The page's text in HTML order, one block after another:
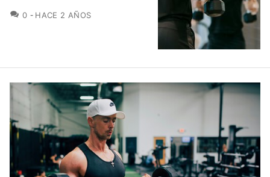
0 COMENTARIOS
HACE 2 AÑOS